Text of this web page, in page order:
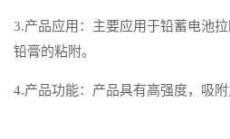
3.产品应用：主要应用于铅蓄电池
铅膏的粘附。
4.产品功能：产品具有高强度，吸附